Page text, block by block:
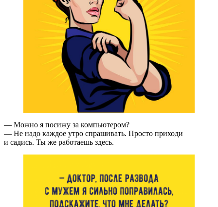
— Можно я посижу за компьютером?
— Не надо каждое утро спрашивать. Просто приходи
и садись. Ты же работаешь здесь.